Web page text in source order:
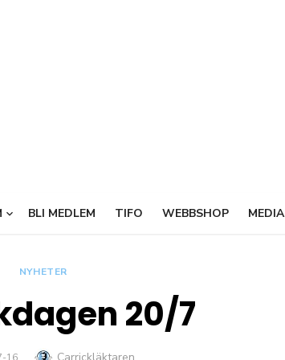
BLI MEDLEM TIFO WEBBSHOP MEDIA
NYHETER
20/7
16 Författare
Carrickläktaren